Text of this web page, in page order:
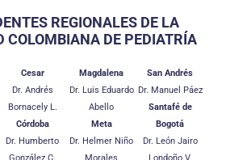
REGIONALES DE LA
COLOMBIANA DE PEDIATRÍA
Cesar
Dr. Andrés
Bornacely L.
Córdoba
Dr. Humberto
González C.
Magdalena
Dr. Luis Eduardo
Abello
Meta
Dr. Helmer Niño
Morales
San Andrés
Dr. Manuel Páez
Santafé de
Bogotá
Dr. León Jairo
Londoño V.